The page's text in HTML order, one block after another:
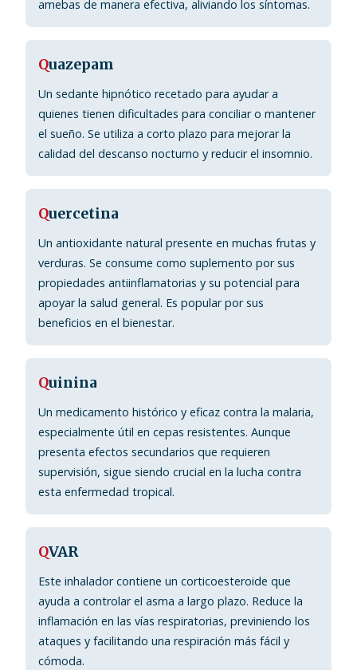
amebas de manera efectiva, aliviando los síntomas.
Quazepam
Un sedante hipnótico recetado para ayudar a
quienes tienen dificultades para conciliar o mantener
el sueño. Se utiliza a corto plazo para mejorar la
calidad del descanso nocturno y reducir el insomnio.
Quercetina
Un antioxidante natural presente en muchas frutas y
verduras. Se consume como suplemento por sus
propiedades antiinflamatorias y su potencial para
apoyar la salud general. Es popular por sus
beneficios en el bienestar.
Quinina
Un medicamento histórico y eficaz contra la malaria,
especialmente útil en cepas resistentes. Aunque
presenta efectos secundarios que requieren
supervisión, sigue siendo crucial en la lucha contra
esta enfermedad tropical.
QVAR
Este inhalador contiene un corticoesteroide que
ayuda a controlar el asma a largo plazo. Reduce la
inflamación en las vías respiratorias, previniendo los
ataques y facilitando una respiración más fácil y
cómoda.